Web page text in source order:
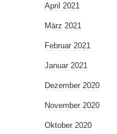
April 2021
März 2021
Februar 2021
Januar 2021
Dezember 2020
November 2020
Oktober 2020